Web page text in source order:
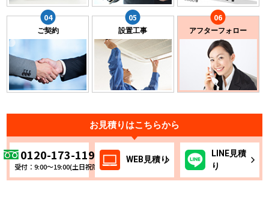
ご契約 設置工事 アフターフォロー
お見積りはこちらから
0120-173-119
受付：9:00～19:00(土日祝除く)
WEB見積り
LINE見積
り